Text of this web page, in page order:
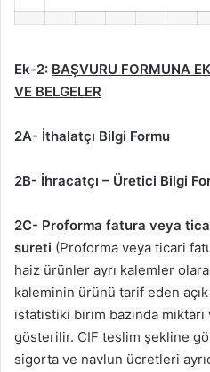
Ek-2: BAŞVURU FORMUNA
VE BELGELER
2A- İthalatçı Bilgi Formu
2B- İhracatçı – Üretici Bilgi
2C- Proforma fatura veya
sureti (Proforma veya ticari
haiz ürünler ayrı kalemler
kaleminin ürünü tarif eden açık
istatistiki birim bazında miktarı
gösterilir. CIF teslim şekline
sigorta ve navlun ücretleri